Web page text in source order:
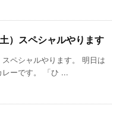
）スペシャルやります
ペシャルやります。 明日は
ーです。 「ひ ...